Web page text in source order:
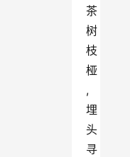
茶
树
枝
桠
,
埋
头
寻